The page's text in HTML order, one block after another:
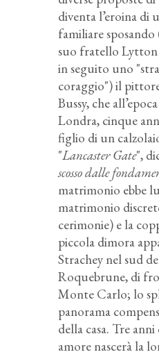
diventa l’eroina di
familiare
suo fratello Lytton
in seguito uno
coraggio") il
Bussy, che
Londra, cinque
figlio di un
"Lancaster Gate",
scosso dalle
matrimonio ebbe
matrimonio
cerimonie) e la
piccola dimora
Strachey nel sud
Roquebrune, di
Monte Carlo; lo
panorama
della casa. Tre
amore nascerà la